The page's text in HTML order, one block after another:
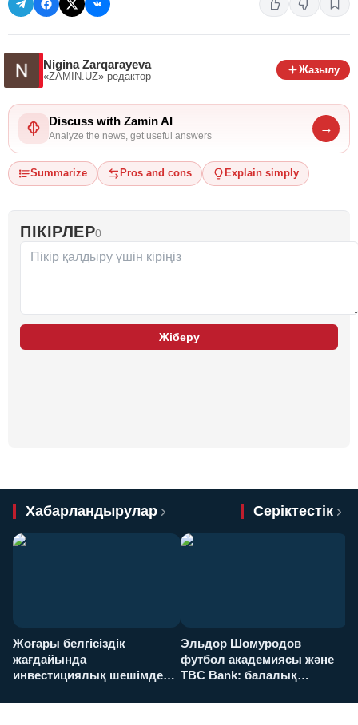
Nigina Zarqarayeva
«ZAMIN.UZ» редактор
Жазылу
Discuss with Zamin AI
Analyze the news, get useful answers
→
Summarize Pros and cons Explain simply
ПІКІРЛЕР0
Жіберу
Хабарландырулар Серіктестік
Жоғары белгісіздік
жағдайында
инвестициялық шешімдер
Эльдор Шомуродов
футбол академиясы және
TBC Bank: балалық